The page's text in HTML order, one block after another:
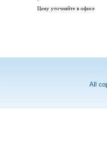
Цену уточняйте в офисе
All